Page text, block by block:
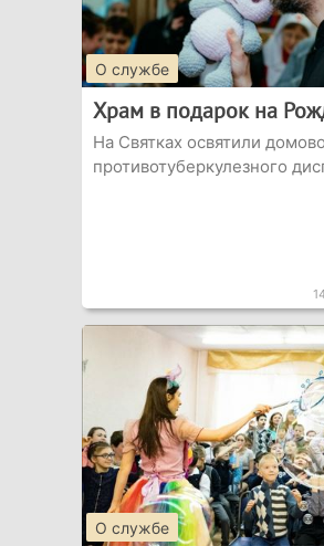
О службе
Храм в подарок на
На Святках освятили
противотуберкулезного
О службе